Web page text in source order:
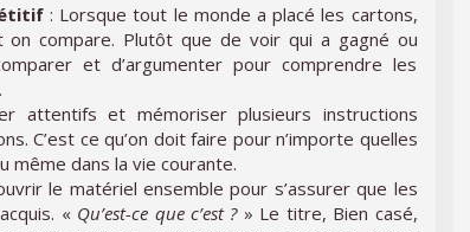
: Lorsque tout le monde a placé les cartons,
on compare. Plutôt que de voir qui a gagné ou
et d’argumenter pour comprendre les
attentifs et mémoriser plusieurs instructions
C’est ce qu’on doit faire pour n’importe quelles
même dans la vie courante.
le matériel ensemble pour s’assurer que les
« Qu’est-ce que c’est ?» Le titre, Bien casé,